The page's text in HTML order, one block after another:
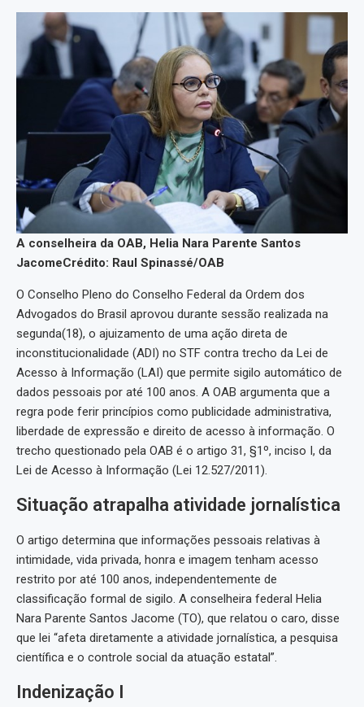
A conselheira da OAB, Helia Nara Parente Santos
JacomeCrédito: Raul Spinassé/OAB
O Conselho Pleno do Conselho Federal da Ordem dos
Advogados do Brasil aprovou durante sessão realizada na
segunda(18), o ajuizamento de uma ação direta de
inconstitucionalidade (ADI) no STF contra trecho da Lei de
Acesso à Informação (LAI) que permite sigilo automático de
dados pessoais por até 100 anos. A OAB argumenta que a
regra pode ferir princípios como publicidade administrativa,
liberdade de expressão e direito de acesso à informação. O
trecho questionado pela OAB é o artigo 31, §1º, inciso I, da
Lei de Acesso à Informação (Lei 12.527/2011).
Situação atrapalha atividade jornalística
O artigo determina que informações pessoais relativas à
intimidade, vida privada, honra e imagem tenham acesso
restrito por até 100 anos, independentemente de
classificação formal de sigilo. A conselheira federal Helia
Nara Parente Santos Jacome (TO), que relatou o caro, disse
que lei “afeta diretamente a atividade jornalística, a pesquisa
científica e o controle social da atuação estatal”.
Indenização I